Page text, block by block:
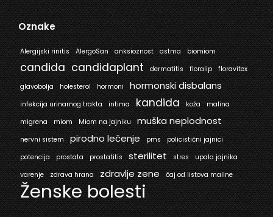
Oznake
Alergijski rinitis AlergoSan anksioznost astma biomiom
candida candidaplant dermatitis floralip
floravitex
glavobolja
holesterol hormoni hormonski disbalans
infekcija urinarnog trakta intima kandida koža
malina
migrena
miom Miom na jajniku muška neplodnost
nervni sistem pirodno lečenje pms
policistični jajnici
potencija
prostata prostatitis sterilitet stres
upala jajnika
varenje
zdrava hrana zdravlje zene čaj od listova maline
Ženske bolesti